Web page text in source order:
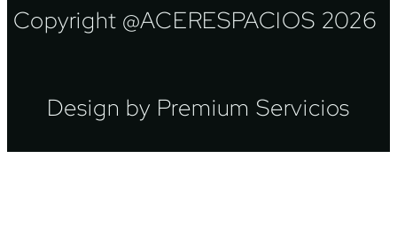
Copyright @ACERESPACIOS 2026
Design by Premium Servicios